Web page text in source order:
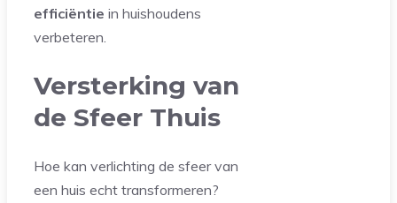
efficiëntie in huishoudens
verbeteren.
Versterking van
de Sfeer Thuis
Hoe kan verlichting de sfeer van
een huis echt transformeren?